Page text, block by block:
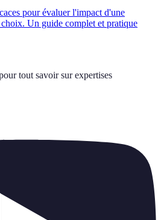
pour évaluer l'impact d'une
Un guide complet et pratique
tout savoir sur expertises